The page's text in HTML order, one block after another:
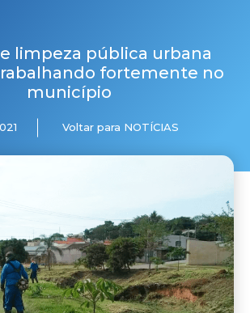
limpeza pública urbana
fortemente no
município
Voltar para NOTÍCIAS